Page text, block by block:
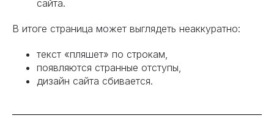
сайта.
В итоге страница может выглядеть неаккуратно:
текст «пляшет» по строкам,
появляются странные отступы,
дизайн сайта сбивается.